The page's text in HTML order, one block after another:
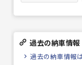
過去の納車情報
過去の納車情報